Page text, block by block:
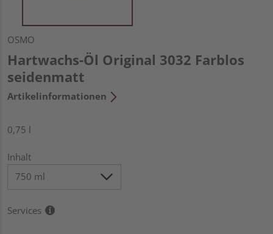
OSMO
Hartwachs-Öl Original 3032 Farblos
seidenmatt
Artikelinformationen
0,75 l
Inhalt
Services